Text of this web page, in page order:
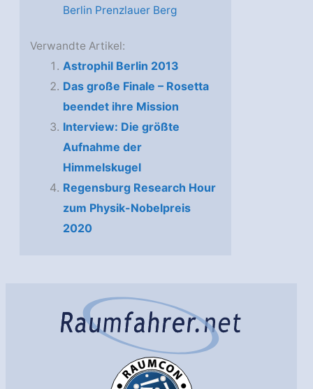
Berlin Prenzlauer Berg
Verwandte Artikel:
Astrophil Berlin 2013
Das große Finale – Rosetta
beendet ihre Mission
Interview: Die größte
Aufnahme der
Himmelskugel
Regensburg Research Hour
zum Physik-Nobelpreis
2020